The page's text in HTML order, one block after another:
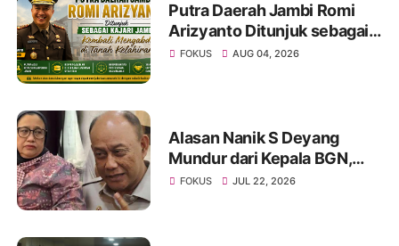
Putra Daerah Jambi Romi
Arizyanto Ditunjuk sebagai
Kajari Jambi, Kembali
FOKUS AUG 04, 2026
Alasan Nanik S Deyang
Mundur dari Kepala BGN,
Sampai Ucap Beribu Maaf ke
FOKUS JUL 22, 2026